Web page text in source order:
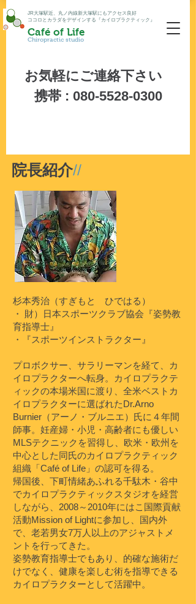
JR大塚駅近、丸ノ内線新大塚駅にもアクセス良好
ココロとカラダをデザインする『カイロプラクティック』
Café of Life
Chiropractic studio
お気軽にご連絡下さい
携帯 : 080-5528-0300
院長紹介//
杉本秀治（すぎもと ひではる）
・ 財）日本スポーツクラブ協会『姿勢教
育指導士』
・『スポーツインストラクター』
プロボクサー、サラリーマンを経て、カ
イロプラクターへ転身。カイロプラクテ
ィックの本場米国に渡り、全米ベストカ
イロプラクターに選ばれたDr.Arno
Burnier（アーノ・ブルニエ）氏に４年間
師事。妊産婦・小児・高齢者にも優しい
MLSテクニックを習得し、欧米・欧州を
中心とした同氏のカイロプラクティック
組織「Café of Life」の認可を得る。
帰国後、下町情緒あふれる千駄木・谷中
でカイロプラクティックスタジオを経営
しながら、2008～2010年にはこ国際貢献
活動Mission of Lightに参加し、国内外
で、老若男女7万人以上のアジャストメ
ントを行ってきた。
姿勢教育指導士でもあり、的確な施術だ
けでなく、健康を楽しむ術を指導できる
カイロプラクターとして活躍中。